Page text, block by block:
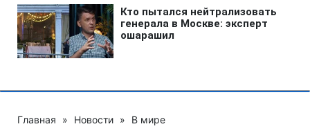
Главная » Новости » В мире